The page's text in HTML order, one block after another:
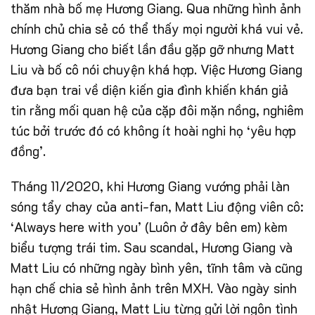
thăm nhà bố mẹ Hương Giang. Qua những hình ảnh
chính chủ chia sẻ có thể thấy mọi người khá vui vẻ.
Hương Giang cho biết lần đầu gặp gỡ nhưng Matt
Liu và bố cô nói chuyện khá hợp. Việc Hương Giang
đưa bạn trai về diện kiến gia đình khiến khán giả
tin rằng mối quan hệ của cặp đôi mặn nồng, nghiêm
túc bởi trước đó có không ít hoài nghi họ ‘yêu hợp
đồng’.
Tháng 11/2020, khi Hương Giang vướng phải làn
sóng tẩy chay của anti-fan, Matt Liu động viên cô:
‘Always here with you’ (Luôn ở đây bên em) kèm
biểu tượng trái tim. Sau scandal, Hương Giang và
Matt Liu có những ngày bình yên, tĩnh tâm và cũng
hạn chế chia sẻ hình ảnh trên MXH. Vào ngày sinh
nhật Hương Giang, Matt Liu từng gửi lời ngôn tình